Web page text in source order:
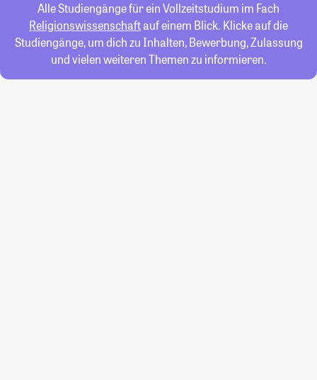
Alle Studiengänge für ein Vollzeitstudium im Fach
Religionswissenschaftauf einem Blick. Klicke auf die
Studiengänge, um dich zu Inhalten, Bewerbung, Zulassung
und vielen weiteren Themen zu informieren.